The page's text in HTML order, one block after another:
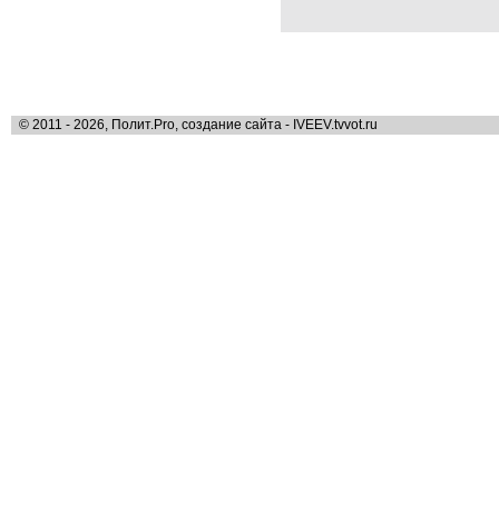
© 2011 - 2026, Полит.Pro, создание сайта - IVEEV.tvvot.ru